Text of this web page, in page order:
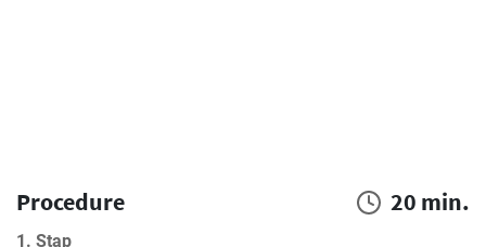
Procedure 20 min.
1. Stap